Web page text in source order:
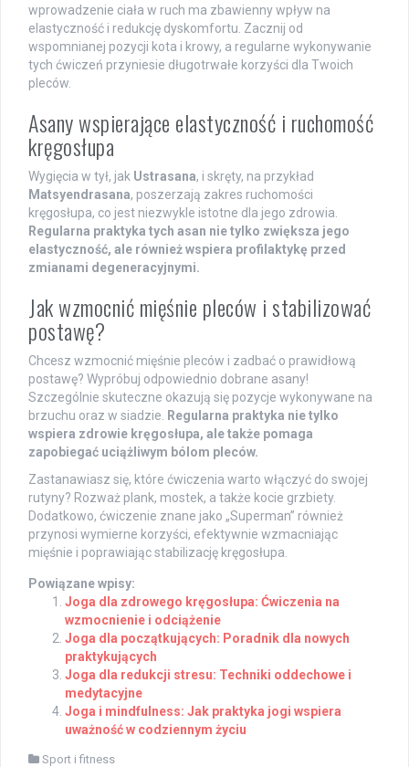
wprowadzenie ciała w ruch ma zbawienny wpływ na
elastyczność i redukcję dyskomfortu. Zacznij od
wspomnianej pozycji kota i krowy, a regularne wykonywanie
tych ćwiczeń przyniesie długotrwałe korzyści dla Twoich
pleców.
Asany wspierające elastyczność i ruchomość
kręgosłupa
Wygięcia w tył, jak Ustrasana, i skręty, na przykład
Matsyendrasana, poszerzają zakres ruchomości
kręgosłupa, co jest niezwykle istotne dla jego zdrowia.
Regularna praktyka tych asan nie tylko zwiększa jego
elastyczność, ale również wspiera profilaktykę przed
zmianami degeneracyjnymi.
Jak wzmocnić mięśnie pleców i stabilizować
postawę?
Chcesz wzmocnić mięśnie pleców i zadbać o prawidłową
postawę? Wypróbuj odpowiednio dobrane asany!
Szczególnie skuteczne okazują się pozycje wykonywane na
brzuchu oraz w siadzie.
Regularna praktyka nie tylko
wspiera zdrowie kręgosłupa, ale także pomaga
zapobiegać uciążliwym bólom pleców.
Zastanawiasz się, które ćwiczenia warto włączyć do swojej
rutyny? Rozważ plank, mostek, a także kocie grzbiety.
Dodatkowo, ćwiczenie znane jako „Superman” również
przynosi wymierne korzyści, efektywnie wzmacniając
mięśnie i poprawiając stabilizację kręgosłupa.
Powiązane wpisy:
Joga dla zdrowego kręgosłupa: Ćwiczenia na
wzmocnienie i odciążenie
Joga dla początkujących: Poradnik dla nowych
praktykujących
Joga dla redukcji stresu: Techniki oddechowe i
medytacyjne
Joga i mindfulness: Jak praktyka jogi wspiera
uważność w codziennym życiu
Sport i fitness